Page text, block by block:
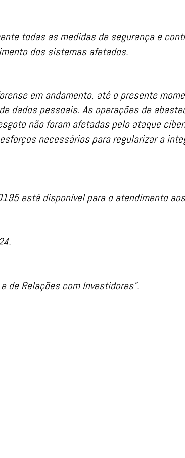
todas as medidas de segurança e
dos sistemas afetados.
em andamento, até o presente
dados pessoais. As operações de
não foram afetadas pelo ataque
necessários para regularizar a
está disponível para o atendimento
de Relações com Investidores”.